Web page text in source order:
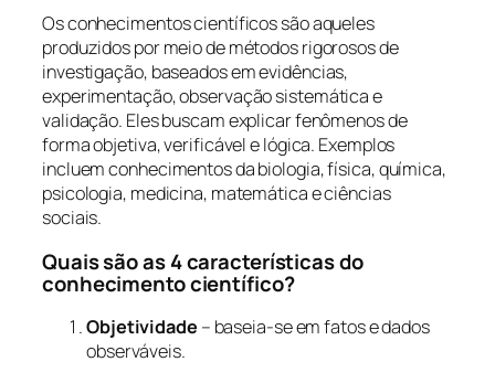
Os conhecimentos científicos são aqueles
produzidos por meio de métodos rigorosos de
investigação, baseados em evidências,
experimentação, observação sistemática e
validação. Eles buscam explicar fenômenos de
forma objetiva, verificável e lógica. Exemplos
incluem conhecimentos da biologia, física, química,
psicologia, medicina, matemática e ciências
sociais.
Quais são as 4 características do
conhecimento científico?
Objetividade – baseia-se em fatos e dados
observáveis.